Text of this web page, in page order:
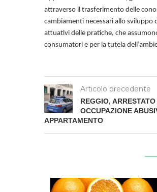
attraverso il trasferimento delle
cambiamenti necessari allo
attuativi delle pratiche, che
consumatori e per la tutela
Articolo precedente
REGGIO,
OCCUPAZIONE
APPARTAMENTO